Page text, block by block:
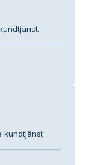
kundtjänst.